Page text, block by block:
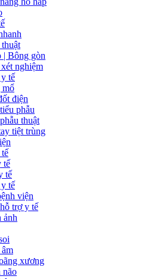
| Bông gòn
nghiệm
tế
mổ
điện
phẫu
thuật
tiệt trùng
tế
tế
tế
viện
trợ y tế
ảnh
xương
não